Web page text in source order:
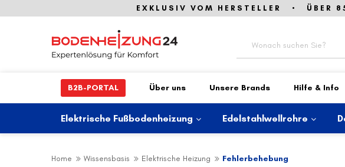
EXKLUSIV VOM HERSTELLER • ÜBER
B2B-PORTAL Über uns Unsere Brands Hilfe & Info
Elektrische Fußbodenheizung Edelstahlwellrohre
Home Wissensbasis Elektrische Heizung Fehlerbehebung